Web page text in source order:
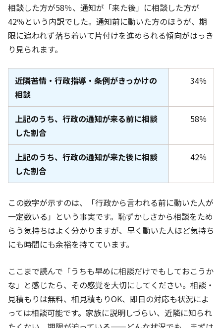
相談した方が58％、通知が「来た後」に相談した方が
42％ という内訳でした。通知前に動いた方のほうが、期
限に追われず落ち着いて片付けを進められる傾向がはっき
り見られます。
近隣苦情・行政指導・条例がきっかけの
相談
34％
上記のうち、行政の通知が来る前に相談
した割合
58％
上記のうち、行政の通知が来た後に相談
した割合
42％
この数字が示すのは、「行政から言われる前に動いた人が
一定数いる」という事実です。恥ずかしさから相談をため
らう気持ちはよく分かりますが、早く動いた人ほど気持ち
にも時間にも余裕を持てています。
ここまで読んで「うちも早めに相談だけでもしておこうか
な」と感じたら、その感覚を大切にしてください。相談・
見積もりは無料、相見積もりOK、即日の対応も状況によ
っては相談可能です。家族に説明しづらい、近隣に知られ